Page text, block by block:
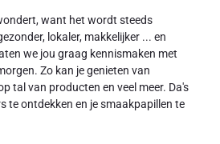
want het wordt steeds
lokaler, makkelijker ... en
we jou graag kennismaken met
Zo kan je genieten van
tal van producten en veel meer. Da's
te ontdekken en je smaakpapillen te